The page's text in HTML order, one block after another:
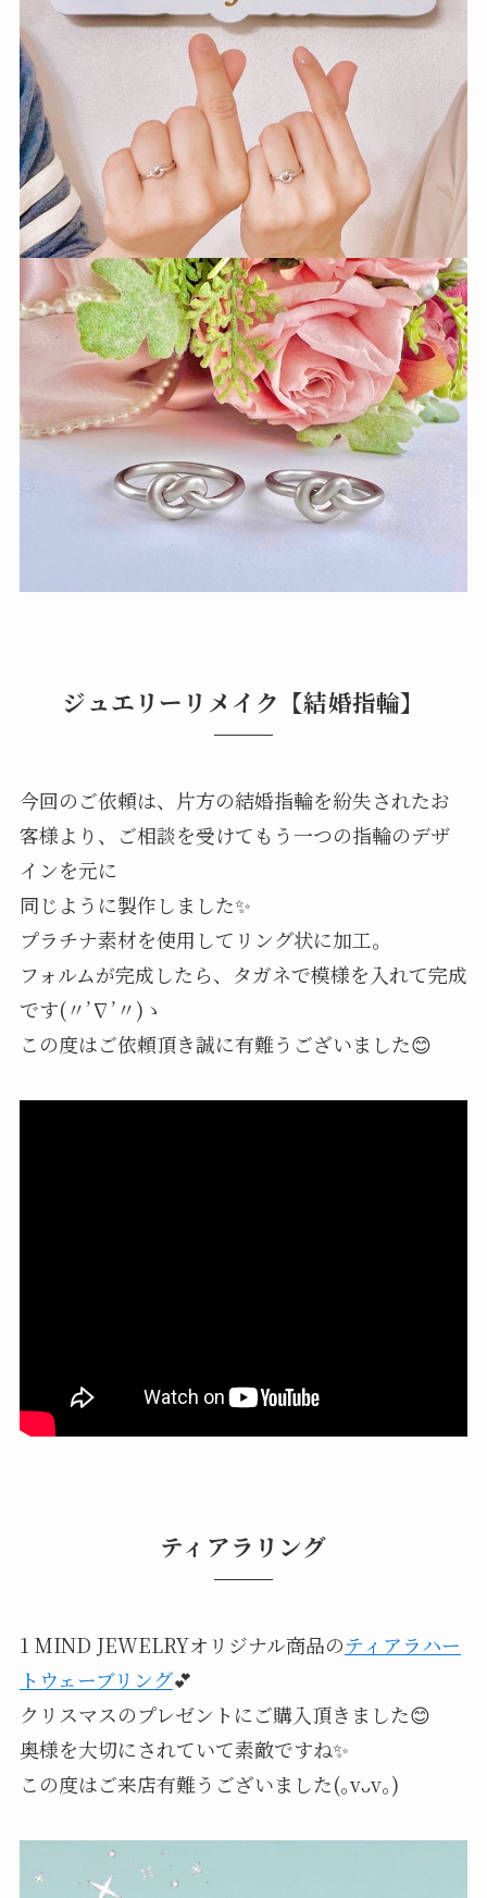
ジュエリーリメイク【結婚指輪】
今回のご依頼は、片方の結婚指輪を紛失されたお
客様より、ご相談を受けてもう一つの指輪のデザ
インを元に
同じように製作しました✨
プラチナ素材を使用してリング状に加工。
フォルムが完成したら、タガネで模様を入れて完成
です(〃’∇’〃)ゝ
この度はご依頼頂き誠に有難うございました😊
ティアラリング
1 MIND JEWELRYオリジナル商品のティアラハー
トウェーブリング💕
クリスマスのプレゼントにご購入頂きました😊
奥様を大切にされていて素敵ですね✨
この度はご来店有難うございました(｡vᴗv｡)